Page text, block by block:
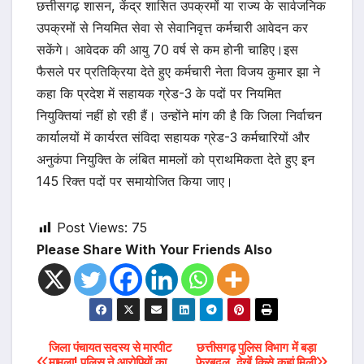
छत्तीसगढ़ शासन, केंद्र शासित उपक्रमों या राज्य के सार्वजनिक
उपक्रमों से नियमित सेवा से सेवानिवृत्त कर्मचारी आवेदन कर
सकेंगे। आवेदक की आयु 70 वर्ष से कम होनी चाहिए।इस
फैसले पर प्रतिक्रिया देते हुए कर्मचारी नेता विजय कुमार झा ने
कहा कि प्रदेश में सहायक ग्रेड-3 के पदों पर नियमित
नियुक्तियां नहीं हो रही हैं। उन्होंने मांग की है कि जिला निर्वाचन
कार्यालयों में कार्यरत संविदा सहायक ग्रेड-3 कर्मचारियों और
अनुकंपा नियुक्ति के लंबित मामलों को प्राथमिकता देते हुए इन
145 रिक्त पदों पर समायोजित किया जाए।
Post Views: 75
Please Share With Your Friends Also
Post
छत्तीसगढ़ पुलिस विभाग में बड़ा
जिला पंचायत सदस्य से मारपीट